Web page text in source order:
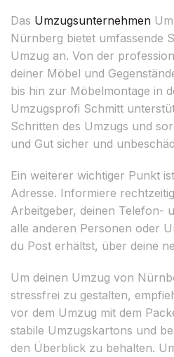
Das Umzugsunternehmen
Nürnberg bietet umfassende
Umzug an. Von der
deiner Möbel und
bis hin zur Möbelmontage in
Umzugsprofi Schmitt
Schritten des Umzugs und
und Gut sicher und
Ein weiterer wichtiger Punkt
Adresse. Informiere
Arbeitgeber, deinen Telefon-
alle anderen Personen oder
du Post erhältst, über deine
Um deinen Umzug von
stressfrei zu gestalten,
vor dem Umzug mit dem
stabile Umzugskartons und
den Überblick zu behalten.